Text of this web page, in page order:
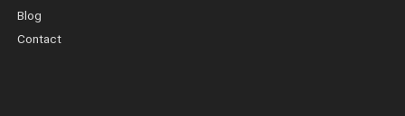
Blog
Contact